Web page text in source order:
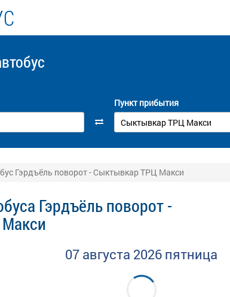
Пункт прибытия
Гэрдъёль поворот - Сыктывкар ТРЦ Макси
Гэрдъёль поворот -
07 августа 2026 пятница